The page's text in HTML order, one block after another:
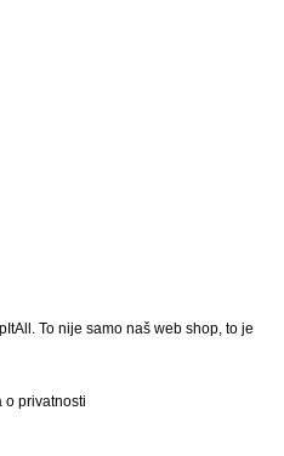
To nije samo naš web shop, to je
o privatnosti